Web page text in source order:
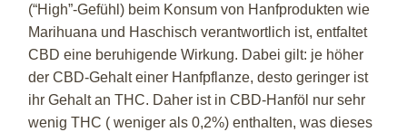
(“High”-Gefühl) beim Konsum von Hanfprodukten wie
Marihuana und Haschisch verantwortlich ist, entfaltet
CBD eine beruhigende Wirkung. Dabei gilt: je höher
der CBD-Gehalt einer Hanfpflanze, desto geringer ist
ihr Gehalt an THC. Daher ist in CBD-Hanföl nur sehr
wenig THC ( weniger als 0,2%) enthalten, was dieses